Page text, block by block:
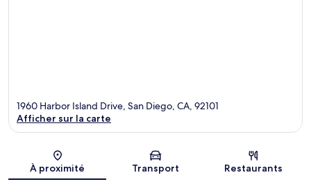
Carte
1960 Harbor Island Drive, San Diego, CA, 92101
Afficher sur la carte
À proximité Transport Restaurants